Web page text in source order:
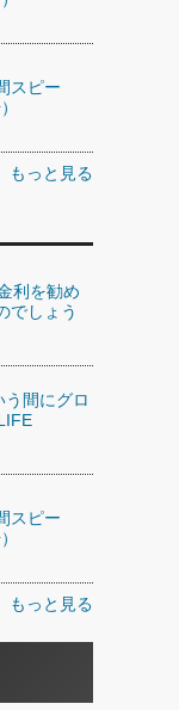
スピー
もっと見る
利を勧め
でしょう
間にグロ
スピー
もっと見る